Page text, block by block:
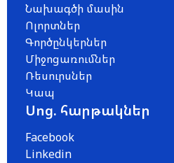
Նախագծի մասին
Ոլորտներ
Գործընկերներ
Միջոցառումներ
Ռեսուրսներ
Կապ
Սոց. հարթակներ
Facebook
Linkedin